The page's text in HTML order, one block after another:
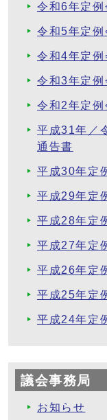
令和6年定
令和5年定
令和4年定
令和3年定
令和2年定
平成31年／
通告書
平成30年定
平成29年定
平成28年定
平成27年定
平成26年定
平成25年定
平成24年定
議会事務局
お知らせ